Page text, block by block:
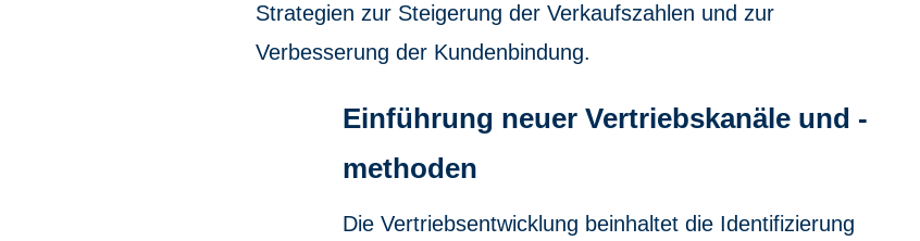
Strategien zur Steigerung der Verkaufszahlen und zur
Verbesserung der Kundenbindung.
Einführung neuer Vertriebskanäle und -
methoden
Die Vertriebsentwicklung beinhaltet die Identifizierung